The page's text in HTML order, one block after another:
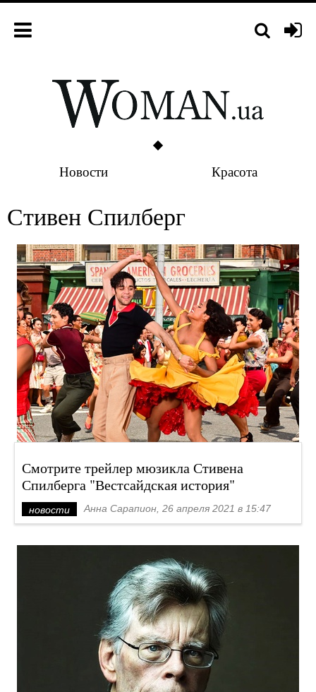
Новости Красота
Стивен Спилберг
Смотрите трейлер мюзикла Стивена
Спилберга "Вестсайдская история"
новости Анна Сарапион, 26 апреля 2021 в 15:47